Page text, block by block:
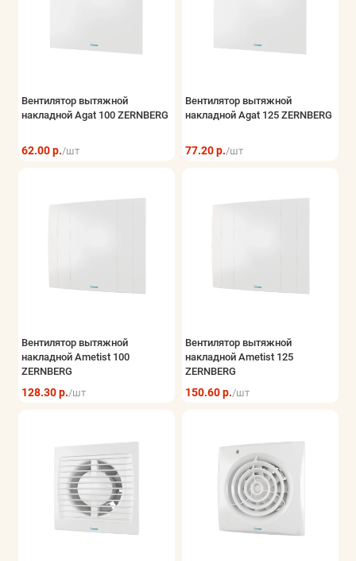
Вентилятор вытяжной
накладной Agat 100 ZERNBERG
62.00 р./шт
Вентилятор вытяжной
накладной Agat 125 ZERNBERG
77.20 р./шт
Вентилятор вытяжной
накладной Ametist 100
ZERNBERG
128.30 р./шт
Вентилятор вытяжной
накладной Ametist 125
ZERNBERG
150.60 р./шт